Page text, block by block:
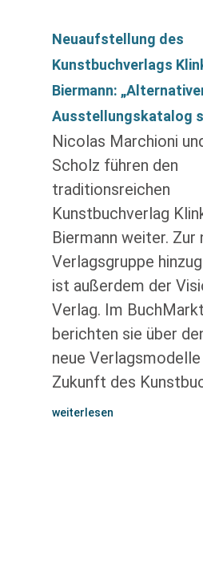
Neuaufstellung des
Kunstbuchverlags
Biermann:
Ausstellungskatalog
Nicolas Marchioni
Scholz führen den
traditionsreichen
Kunstbuchverlag
Biermann weiter. Zur
Verlagsgruppe
ist außerdem der
Verlag. Im
berichten sie über
neue Verlagsmodelle
Zukunft des
weiterlesen